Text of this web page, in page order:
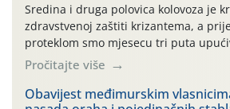
Sredina i druga polovica kolovoza je
zdravstvenoj zaštiti krizantema, a
proteklom smo mjesecu tri puta
preventivnim mjerama zaštite
uzročnika bolesti, štetnika i fito-fagnih
06.7.)! Na početku ovog mjeseca je
Pročitajte više
Obavijest međimurskim